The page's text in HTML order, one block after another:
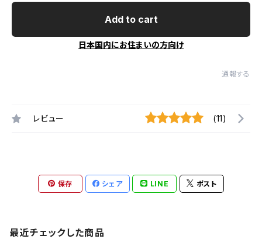
Add to cart
日本国内にお住まいの方向け
通報する
レビュー (11)
保存 シェア LINE ポスト
最近チェックした商品